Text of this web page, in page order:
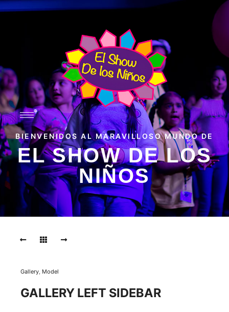
BIENVENIDOS AL MARAVILLOSO MUNDO DE
EL SHOW DE LOS
NIÑOS
Gallery, Model
GALLERY LEFT SIDEBAR